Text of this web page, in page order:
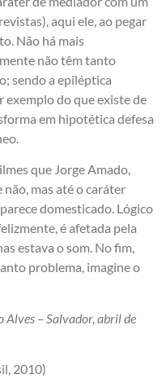
aqui ele, ao pegar
Não há mais
não têm tanto
sendo a epiléptica
exemplo do que existe de
em hipotética defesa
que Jorge Amado,
mas até o caráter
domesticado. Lógico
é afetada pela
estava o som. No fim,
problema, imagine o
Alves – Salvador, abril de
2010)